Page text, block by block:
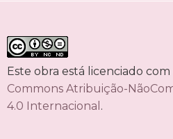
Este obra está licenciado
Commons Atribuição-
4.0 Internacional .